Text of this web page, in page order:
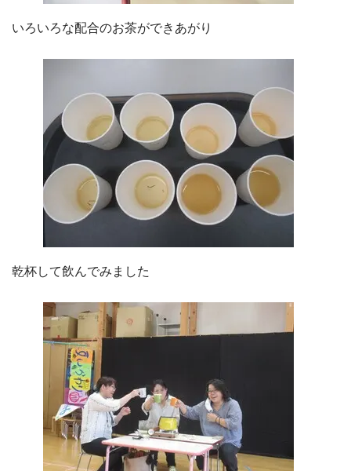
いろいろな配合のお茶ができあがり
乾杯して飲んでみました